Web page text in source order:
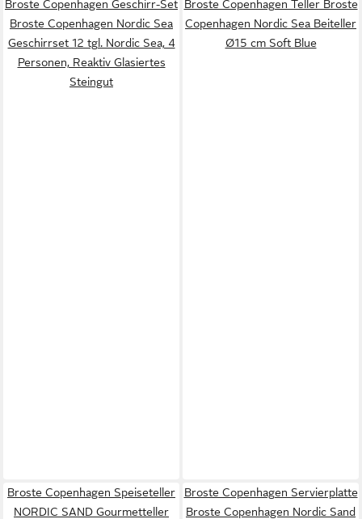
Broste Copenhagen Geschirr-Set
Broste Copenhagen Nordic Sea
Geschirrset 12 tgl. Nordic Sea, 4
Personen, Reaktiv Glasiertes
Steingut
Broste Copenhagen Teller Broste
Copenhagen Nordic Sea Beiteller
Ø15 cm Soft Blue
Broste Copenhagen Speiseteller
NORDIC SAND Gourmetteller
Broste Copenhagen Servierplatte
Broste Copenhagen Nordic Sand